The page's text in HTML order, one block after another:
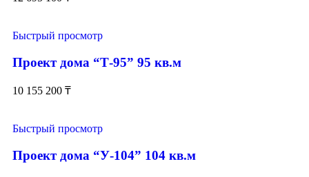
Быстрый просмотр
Проект дома “Т-95” 95 кв.м
10 155 200 ₸
Быстрый просмотр
Проект дома “У-104” 104 кв.м